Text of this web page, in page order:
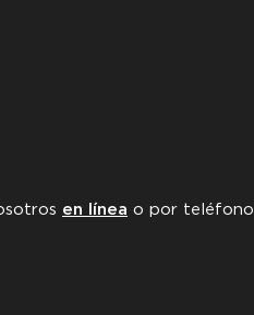
en línea o por teléfono